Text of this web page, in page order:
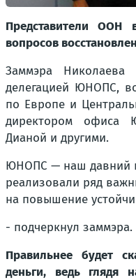
Представители ООН
вопросов
Заммэра
делегацией ЮНОПС,
по Европе и
директором офиса
Дианой и другими.
ЮНОПС — наш давний
реализовали ряд
на повышение
- подчеркнул заммэра.
Правильнее будет
деньги, ведь глядя